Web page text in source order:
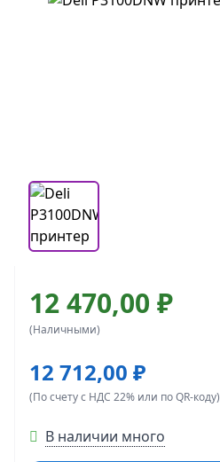
12 470,00 ₽
(Наличными)
12 712,00 ₽
(По счету с НДС 22% или по QR-коду)
В наличии много